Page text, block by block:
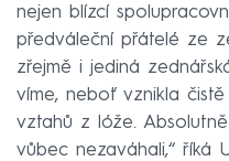
nejen blízcí
předváleční přátelé ze
zřejmě i jediná
víme, neboť vznikla
vztahů z lóže.
vůbec nezaváhali,“ říká